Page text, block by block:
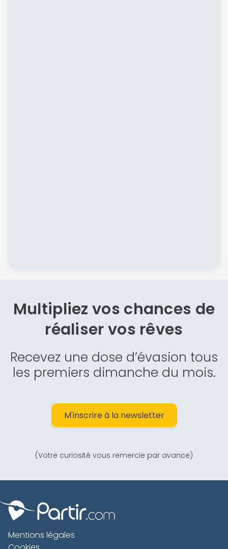
Multipliez vos chances de
réaliser vos rêves
Recevez une dose d’évasion tous
les premiers dimanche du mois.
M'inscrire à la newsletter
(Votre curiosité vous remercie par avance)
Mentions légales